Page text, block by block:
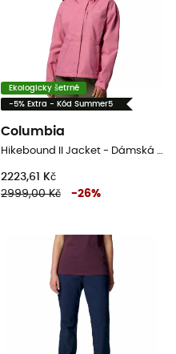
Ekologicky šetrné
-5% Extra - Kód Summer5
Columbia
Hikebound II Jacket - Dámská nepromokavá bunda
2223,61 Kč
2999,00 Kč
-26%